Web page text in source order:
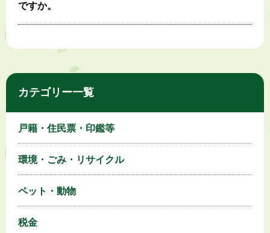
ですか。
カテゴリー一覧
戸籍・住民票・印鑑等
環境・ごみ・リサイクル
ペット・動物
税金